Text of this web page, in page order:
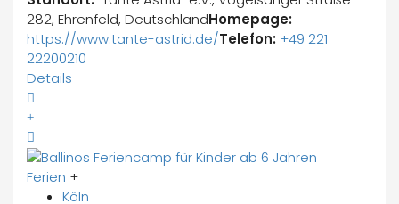
282, Ehrenfeld, DeutschlandHomepage:
https://www.tante-astrid.de/Telefon: +49 221
22200210
Details
Ferien +
Köln